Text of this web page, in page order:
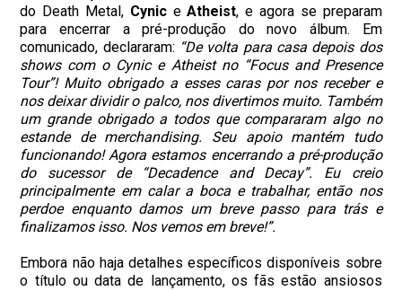
do Death Metal, Cynic eAtheist, e agora se preparam
para encerrar a pré-produção do novo álbum. Em
comunicado, declararam: “De volta para casa depois dos
shows com o Cynic e Atheist no “Focus and Presence
Tour”! Muito obrigado a esses caras por nos receber e
nos deixar dividir o palco, nos divertimos muito. Também
um grande obrigado a todos que compararam algo no
estande de merchandising. Seu apoio mantém tudo
funcionando! Agora estamos encerrando a pré-produção
do sucessor de “Decadence and Decay”. Eu creio
principalmente em calar a boca e trabalhar, então nos
perdoe enquanto damos um breve passo para trás e
finalizamos isso. Nos vemos em breve!”.
Embora não haja detalhes específicos disponíveis sobre
o título ou data de lançamento, os fãs estão ansiosos